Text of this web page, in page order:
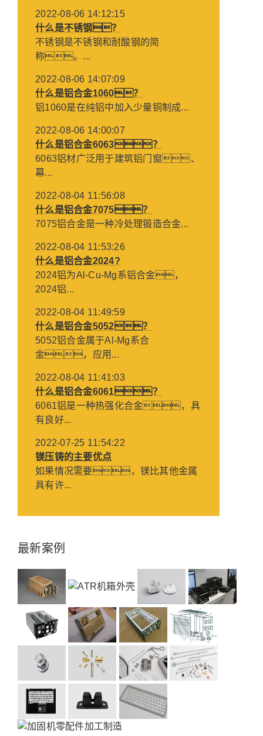
2022-08-06 14:12:15
什么是不锈钢？
不锈钢是不锈钢和耐酸钢的简
称。...
2022-08-06 14:07:09
什么是铝合金1060？
铝1060是在纯铝中加入少量铜制成...
2022-08-06 14:00:07
什么是铝合金6063？
6063铝材广泛用于建筑铝门窗、
幕...
2022-08-04 11:56:08
什么是铝合金7075？
7075铝合金是一种冷处理锻造合金...
2022-08-04 11:53:26
什么是铝合金2024?
2024铝为Al-Cu-Mg系铝合金，
2024铝...
2022-08-04 11:49:59
什么是铝合金5052？
5052铝合金属于Al-Mg系合
金，应用...
2022-08-04 11:41:03
什么是铝合金6061？
6061铝是一种热强化合金，具
有良好...
2022-07-25 11:54:22
镁压铸的主要优点
如果情况需要，镁比其他金属
具有许...
最新案例